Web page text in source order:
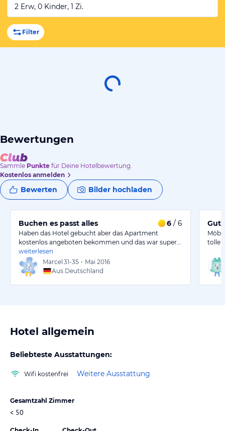
2 Erw, 0 Kinder, 1 Zi.
Filter
Bewertungen
Sammle Punkte für Deine Hotelbewertung.
Kostenlos anmelden
Bewerten Bilder hochladen
Buchen es passt alles 6 / 6
Haben das Hotel gebucht aber das Apartment
kostenlos angeboten bekommen und das war super…
weiterlesen
Marcel 31-35 • Mai 2016
Aus Deutschland
tolle
Hotel allgemein
Beliebteste Ausstattungen:
Wifi kostenfrei Weitere Ausstattung
Gesamtzahl Zimmer
< 50